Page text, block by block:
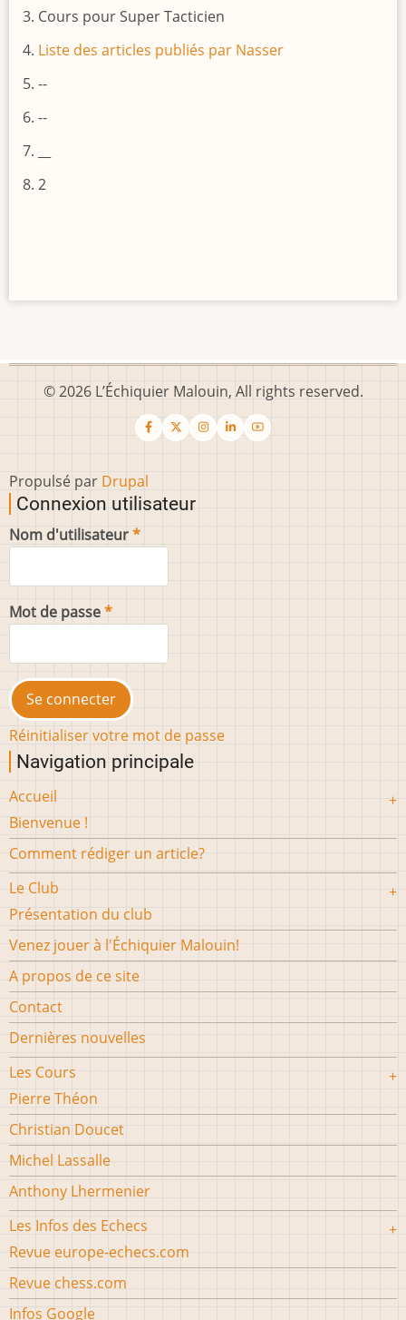
Cours pour Super Tacticien
Liste des articles publiés par Nasser
--
--
2
© 2026 L’Échiquier Malouin, All rights reserved.
Propulsé par Drupal
Connexion utilisateur
Nom d'utilisateur
Mot de passe
Réinitialiser votre mot de passe
Navigation principale
Accueil
Bienvenue !
Comment rédiger un article?
Le Club
Présentation du club
Venez jouer à l'Échiquier Malouin!
A propos de ce site
Contact
Dernières nouvelles
Les Cours
Pierre Théon
Christian Doucet
Michel Lassalle
Anthony Lhermenier
Les Infos des Echecs
Revue europe-echecs.com
Revue chess.com
Infos Google